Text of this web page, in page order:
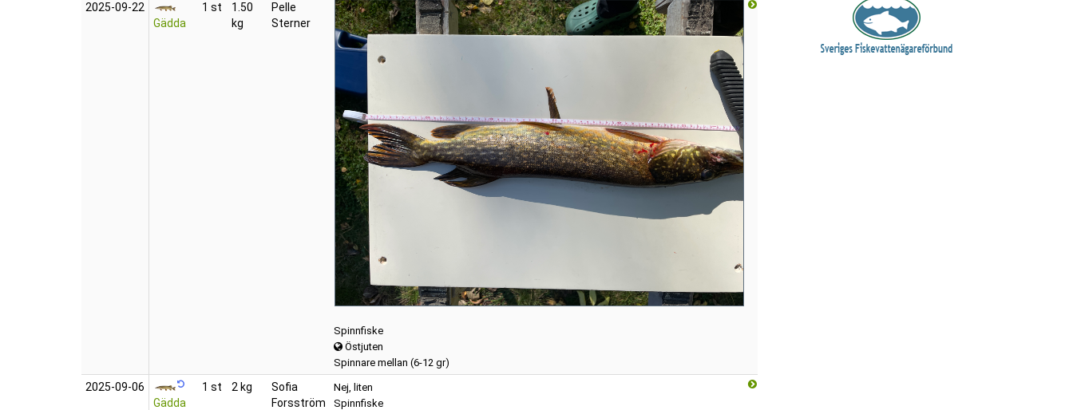
2025‑09‑22
Gädda
1 st
1.50
kg
Pelle
Sterner
Spinnfiske
Östjuten
Spinnare mellan (6-12 gr)
2025‑09‑06
Gädda
1 st 2 kg
Sofia
Forsström
Nej, liten
Spinnfiske